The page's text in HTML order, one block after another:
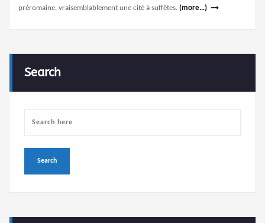
préromaine, vraisemblablement une cité à suffêtes. (more…)
Search